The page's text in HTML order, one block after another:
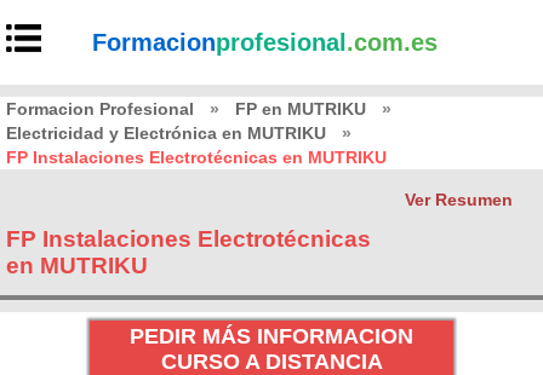
Formacionprofesional .com.es
Formacion Profesional » FP en MUTRIKU
»
Electricidad y Electrónica en MUTRIKU
»
FP Instalaciones Electrotécnicas en MUTRIKU
Ver Resumen
FP Instalaciones Electrotécnicas
en MUTRIKU
PEDIR MÁS INFORMACION
CURSO A DISTANCIA